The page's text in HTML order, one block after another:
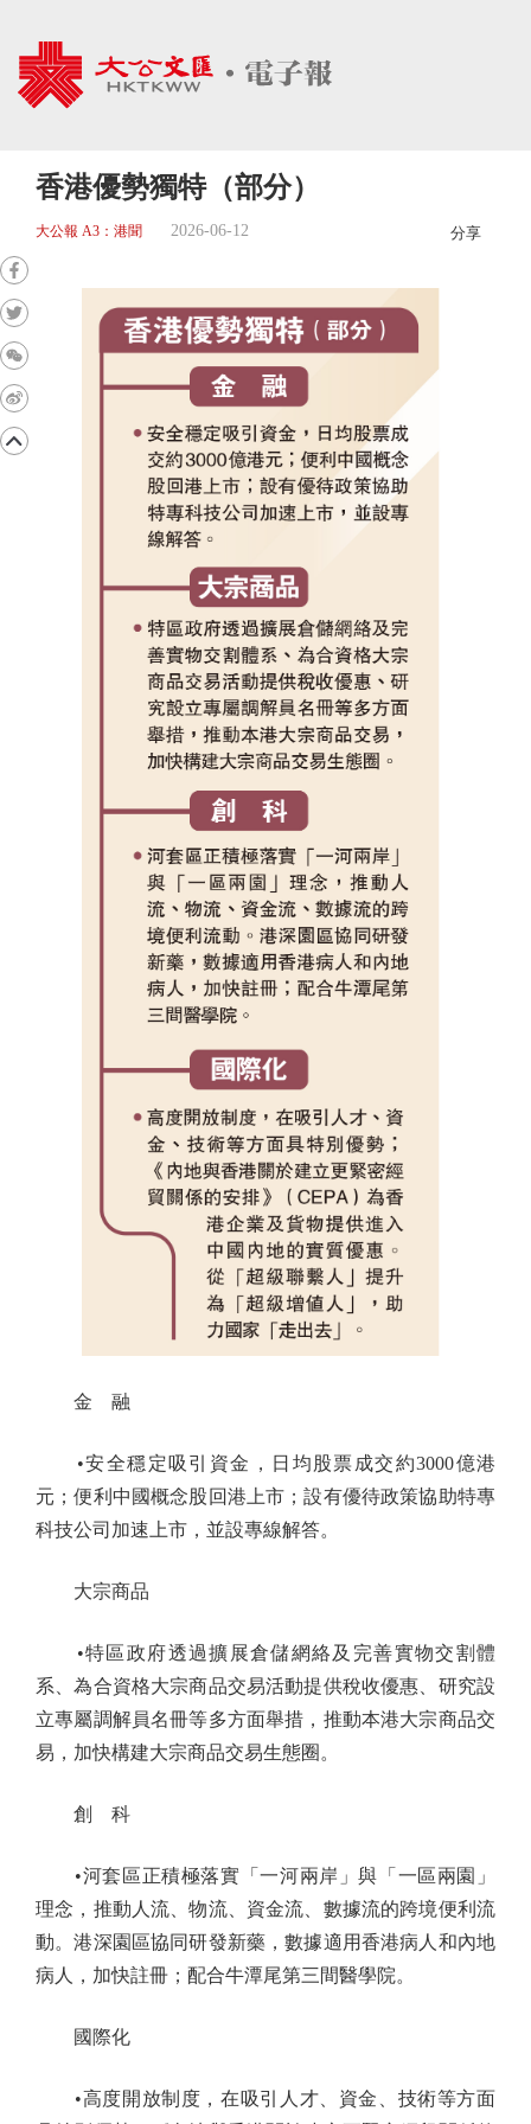
香港優勢獨特（部分）
大公報 A3：港聞 2026-06-12 分享
金 融
•安全穩定吸引資金，日均股票成交約3000億港
元；便利中國概念股回港上市；設有優待政策協助特專
科技公司加速上市，並設專線解答。
大宗商品
•特區政府透過擴展倉儲網絡及完善實物交割體
系、為合資格大宗商品交易活動提供稅收優惠、研究設
立專屬調解員名冊等多方面舉措，推動本港大宗商品交
易，加快構建大宗商品交易生態圈。
創 科
•河套區正積極落實「一河兩岸」與「一區兩園」
理念，推動人流、物流、資金流、數據流的跨境便利流
動。港深園區協同研發新藥，數據適用香港病人和內地
病人，加快註冊；配合牛潭尾第三間醫學院。
國際化
•高度開放制度，在吸引人才、資金、技術等方面